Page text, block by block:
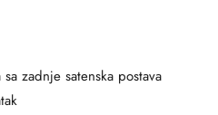
zadnje satenska postava